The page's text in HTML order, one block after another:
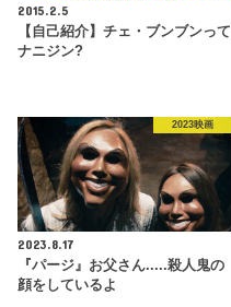
2015.2.5
【自己紹介】チェ・ブンブンって
ナニジン?
2023映画
2023.8.17
『パージ』お父さん.....殺人鬼の
顔をしているよ